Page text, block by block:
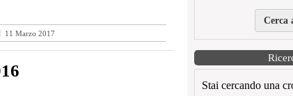
11 Marzo 2017
Cerca
Stai cercando una